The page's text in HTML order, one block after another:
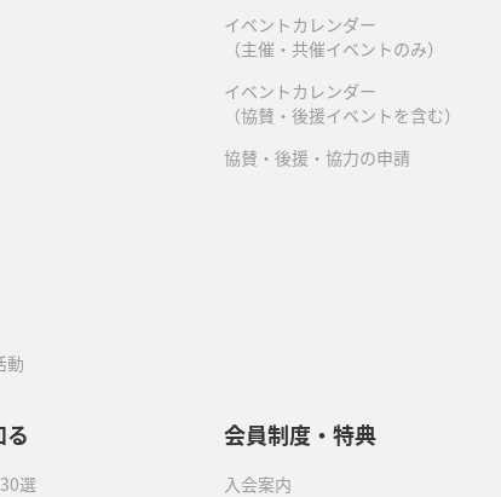
動
イベントカレンダー
（主催・共催イベントのみ）
イベントカレンダー
（協賛・後援イベントを含む）
協賛・後援・協力の申請
選
会員制度・特典
入会案内